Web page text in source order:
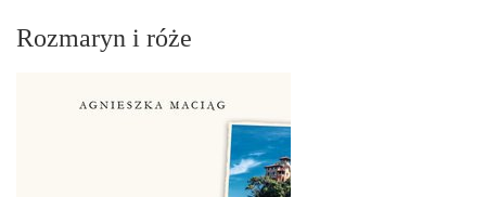
Rozmaryn i róże